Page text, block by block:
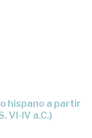
VI-IV a.C.)